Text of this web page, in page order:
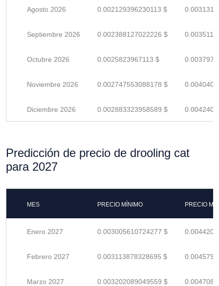
Agosto 2026 0.002129396230113 $
Septiembre 2026 0.002388127022226 $
Octubre 2026 0.0025823967113 $
Noviembre 2026 0.002747553088178 $
Diciembre 2026 0.002883323958589 $
Predicción de precio de drooling cat
para 2027
MES PRECIO MÍNIMO PRECIO
Enero 2027 0.003005610724277 $
Febrero 2027 0.003113878328695 $
Marzo 2027 0.003202089049559 $